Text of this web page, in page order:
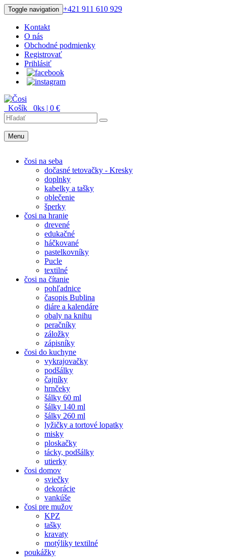
Toggle navigation +421 911 610 929
Kontakt
O nás
Obchodné podmienky
Registrovať
Prihlásiť
Košík 0ks | 0 €
Menu
čosi na seba
dočasné tetovačky - Kresky
doplnky
kabelky a tašky
oblečenie
šperky
čosi na hranie
drevené
edukačné
háčkované
pastelkovníky
Pucle
textilné
čosi na čítanie
pohľadnice
časopis Bublina
diáre a kalendáre
obaly na knihu
peračníky
záložky
zápisníky
čosi do kuchyne
vykrajovačky
podšálky
čajníky
hrnčeky
šálky 60 ml
šálky 140 ml
šálky 260 ml
lyžičky a tortové lopatky
misky
ploskačky
tácky, podšálky
utierky
čosi domov
sviečky
dekorácie
vankúše
čosi pre mužov
KPZ
tašky
kravaty
motýliky textilné
poukážky